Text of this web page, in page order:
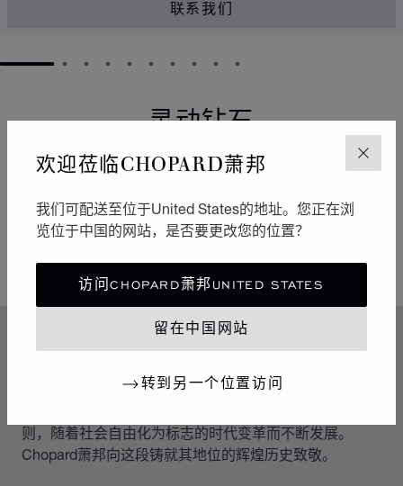
关闭
欢迎莅临CHOPARD萧邦
我们可配送至位于United States的地址。您正在浏
览位于中国的网站，是否要更改您的位置？
访问CHOPARD萧邦UNITED STATES
留在中国网站
转到另一个位置访问
联系我们
GO TO SLIDE 1GO TO SLIDE 2
GO TO SLIDE 3
GO TO SLIDE 4
GO TO SLIDE 5
GO TO SLIDE 6
GO TO SLIDE 7
GO TO SLIDE 8
GO TO SLIDE 9
GO TO SLIDE 10
灵动钻石
它们以流畅的运动点亮周围的环境。自从1976年于
播极具感染力的乐享生活精神。它们的舞蹈构成一场生动
有趣的表演，其中传达出的自由与光明令人不禁扬起迷人
传奇的灵动钻石
则，随着社会自由化为标志的时代变革而不断发展。
Chopard萧邦向这段铸就其地位的辉煌历史致敬。